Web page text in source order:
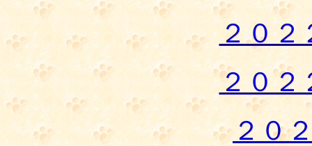
２０
２０２
２０